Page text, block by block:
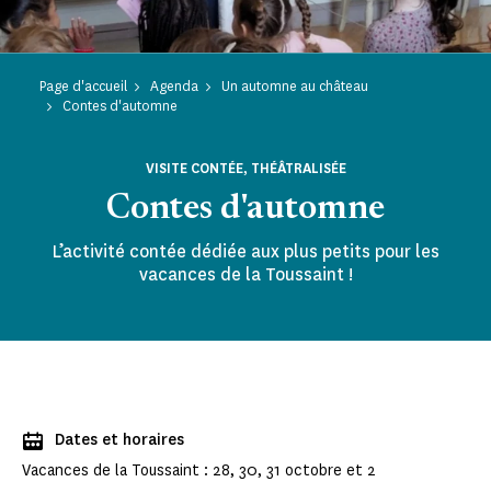
Page d'accueil Agenda
Un automne au château
Contes d'automne
Contes d'automne
VISITE CONTÉE, THÉÂTRALISÉE
L’activité contée dédiée aux plus petits pour les
vacances de la Toussaint !
Dates et horaires
Vacances de la Toussaint : 28, 30, 31 octobre et 2